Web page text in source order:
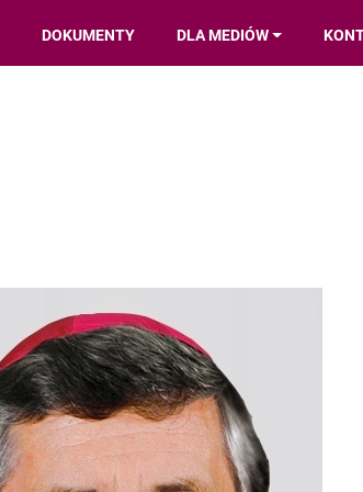
DOKUMENTY DLA MEDIÓW